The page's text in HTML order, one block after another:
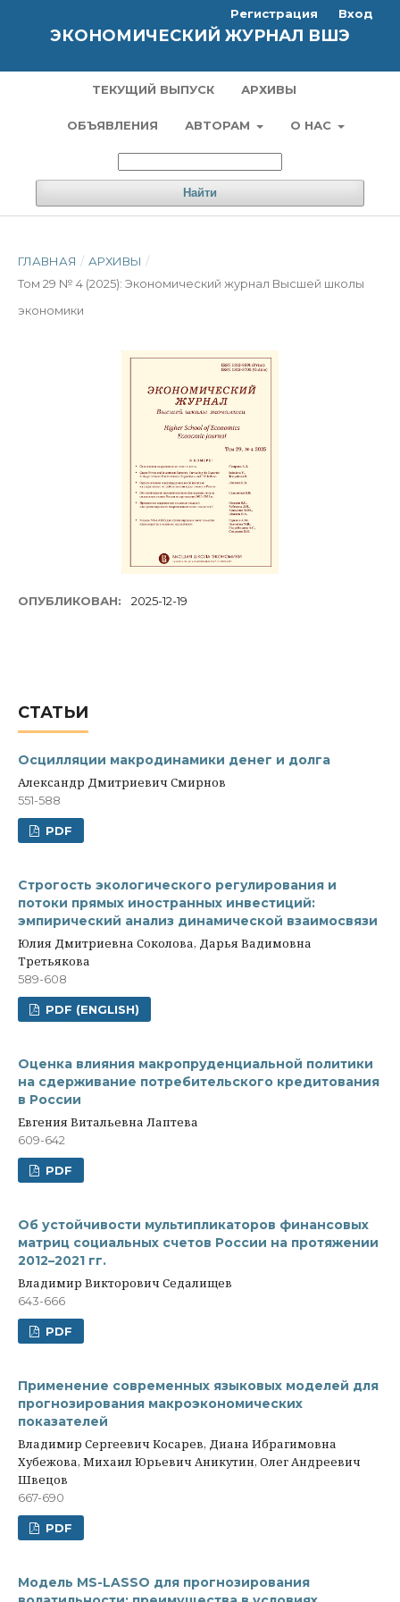
ЭКОНОМИЧЕСКИЙ ЖУРНАЛ ВШЭ
ТЕКУЩИЙ ВЫПУСК АРХИВЫ
ОБЪЯВЛЕНИЯ АВТОРАМ О НАС
Найти
Регистрация Вход
ГЛАВНАЯ / АРХИВЫ /
Том 29 № 4 (2025): Экономический журнал Высшей школы
экономики
ОПУБЛИКОВАН: 2025-12-19
СТАТЬИ
Осцилляции макродинамики денег и долга
Александр Дмитриевич Смирнов
551-588
PDF
Строгость экологического регулирования и
потоки прямых иностранных инвестиций:
эмпирический анализ динамической взаимосвязи
Юлия Дмитриевна Соколова, Дарья Вадимовна
Третьякова
589-608
PDF (ENGLISH)
Оценка влияния макропруденциальной политики
на сдерживание потребительского кредитования
в России
Евгения Витальевна Лаптева
609-642
PDF
Об устойчивости мультипликаторов финансовых
матриц социальных счетов России на протяжении
2012–2021 гг.
Владимир Викторович Седалищев
643-666
PDF
Применение современных языковых моделей для
прогнозирования макроэкономических
показателей
Владимир Сергеевич Косарев, Диана Ибрагимовна
Хубежова, Михаил Юрьевич Аникутин, Олег Андреевич
Швецов
667-690
PDF
Модель MS-LASSO для прогнозирования